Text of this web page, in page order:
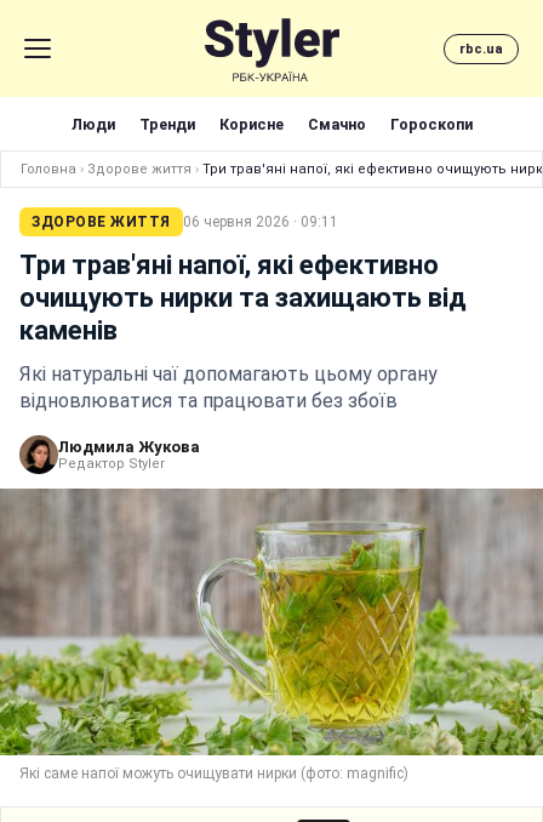
rbc.ua
Люди Тренди Корисне Смачно Гороскопи
Головна › Здорове життя › Три трав'яні напої, які ефективно очищують
ЗДОРОВЕ ЖИТТЯ 06 червня 2026 · 09:11
Три трав'яні напої, які ефективно
очищують нирки та захищають від
каменів
Які натуральні чаї допомагають цьому органу
відновлюватися та працювати без збоїв
Людмила Жукова
Редактор Styler
Які саме напої можуть очищувати нирки (фото: magnific)